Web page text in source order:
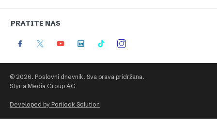
PRATITE NAS
© 2026. Poslovni dnevnik. Sva prava pridržana.
Styria Media Group AG
Developed by Porilook Solution